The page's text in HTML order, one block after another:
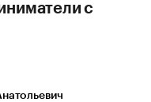
с